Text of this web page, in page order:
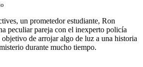
un prometedor estudiante, Ron
peculiar pareja con el inexperto policía
de arrojar algo de luz a una historia
durante mucho tiempo.